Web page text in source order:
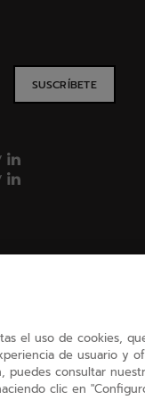
SUSCRÍBETE
el uso de cookies,
de usuario y
puedes consultar
clic en